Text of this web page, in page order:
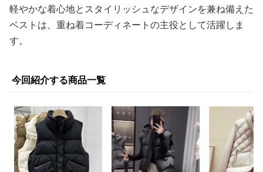
軽やかな着心地とスタイリッシュなデザインを兼ね備えた
ベストは、重ね着コーディネートの主役として活躍しま
す。
今回紹介する商品一覧